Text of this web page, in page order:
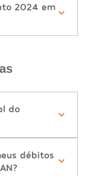
2024 em
do
débitos